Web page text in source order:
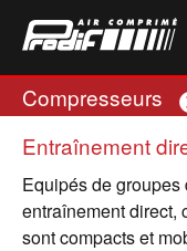
Compresseurs
Entraînement
Equipés de
entraînement direct,
sont compacts et